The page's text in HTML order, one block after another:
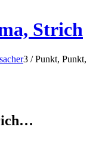
Strich
3 / Punkt, Punkt,